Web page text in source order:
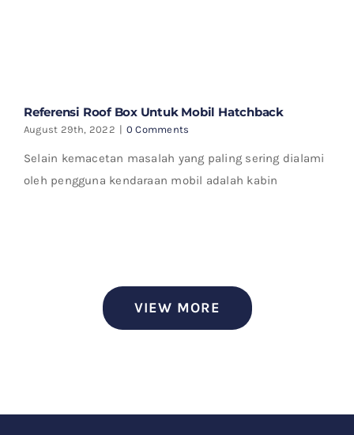
Referensi Roof Box Untuk Mobil Hatchback
August 29th, 2022 | 0 Comments
Selain kemacetan masalah yang paling sering dialami
oleh pengguna kendaraan mobil adalah kabin
VIEW MORE